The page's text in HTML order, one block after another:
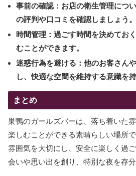
事前の確認：お店の衛生管理につ
の評判や口コミを確認しましょう。
時間管理：過ごす時間を決めてお
むことができます。
迷惑行為を避ける：他のお客さん
し、快適な空間を維持する意識を
まとめ
巣鴨のガールズバーは、落ち着いた
楽しむことができる素晴らしい場所
雰囲気を大切にし、安全に楽しく過
会いや思い出を創り、特別な夜を存